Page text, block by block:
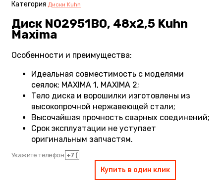
Категория Диски Kuhn
Диск N02951B0, 48х2,5 Kuhn
Maxima
Особенности и преимущества:
Идеальная совместимость с моделями
сеялок: MAXIMA 1, MAXIMA 2;
Тело диска и ворошилки изготовлены из
высокопрочной нержавеющей стали;
Высочайшая прочность сварных соединений;
Срок эксплуатации не уступает
оригинальным запчастям.
Укажите телефон
Купить в один клик